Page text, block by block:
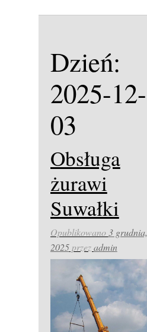
Dzień:
2025-12-
03
Obsługa
żurawi
Suwałki
Opublikowano3 grudnia,
2025przezadmin